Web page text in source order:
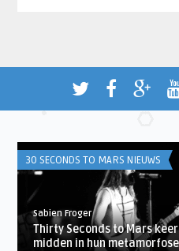
30 SECONDS TO MARS NIEUWS
Sabien Froger
Thirty Seconds to Mars
midden in hun